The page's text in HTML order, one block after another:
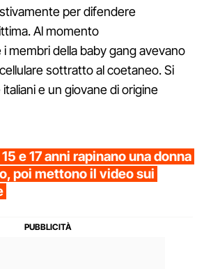
per difendere
Al momento
membri della baby gang avevano
sottratto al coetaneo. Si
e un giovane di origine
e 17 anni rapinano una donna
poi mettono il video sui